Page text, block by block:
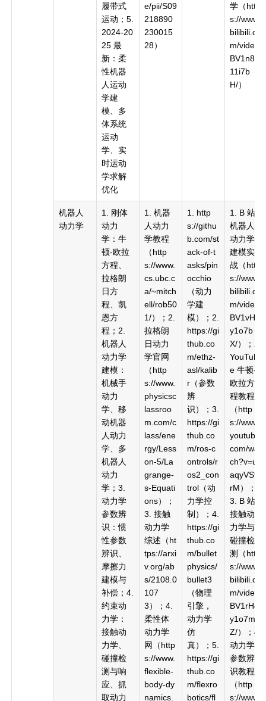
履带式
运动；5.
2024-20
25 最
新：柔
性机器
人运动
学建
模、多
体系统
运动
学、实
时运动
学求解
优化
e/pii/S09
218890
230015
28）
学（http
s://www.
bilibili.co
m/video/
BV1n84
11i7b
H/）
机器人
动力学
1. 刚体
动力
学：牛
顿-欧拉
方程、
拉格朗
日方
程、凯
恩方
程；2.
机器人
动力学
建模：
机械手
动力
学、移
动机器
人动力
学、多
机器人
动力
学；3.
动力学
参数辨
识：惯
性参数
辨识、
摩擦力
建模与
补偿；4.
约束动
力学：
接触动
力学、
碰撞检
测与响
应、抓
取动力
1. 机器
人动力
学教程
（http
s://www.
cs.ubc.c
a/~mitch
ell/rob50
1/）；2.
拉格朗
日动力
学官网
（http
s://www.
physicsc
lassroo
m.com/c
lass/ene
rgy/Less
on-5/La
grange-
s-Equati
ons）；
3. 接触
动力学
综述（ht
tps://arxi
v.org/ab
s/2108.0
107
3）；4.
柔性体
动力学
网（http
s://www.
flexible-
body-dy
namics.
1. http
s://githu
b.com/st
ack-of-t
asks/pin
occhio
（动力
学建
模）；2.
https://gi
thub.co
m/ethz-
asl/kalib
r（参数
辨
识）；3.
https://gi
thub.co
m/ros-c
ontrols/r
os2_con
trol（动
力学控
制）；4.
https://gi
thub.co
m/bullet
physics/
bullet3
（物理
引擎，
动力学
仿
真）；5.
https://gi
thub.co
m/flexro
botics/fl
1. B 站
机器人
动力学
建模实
战（http
s://www.
bilibili.co
m/video/
BV1vH4
y1o7b
X/）；2.
YouTub
e 牛顿-
欧拉方
程教程
（http
s://www.
youtube.
com/wat
ch?v=ua
aqyVS9-
rM）；
3. B 站
接触动
力学与
碰撞检
测（http
s://www.
bilibili.co
m/video/
BV1rH4
y1o7m
Z/）；4.
动力学
参数辨
识教程
（http
s://www.